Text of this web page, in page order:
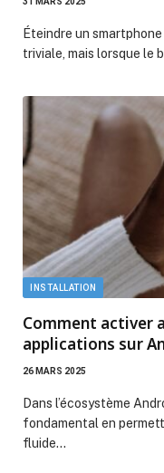
Éteindre un
triviale, mais lorsque le
INSTALLATION
Comment activer
applications sur
26 MARS 2025
Dans l’écosystème
fondamental en
fluide…